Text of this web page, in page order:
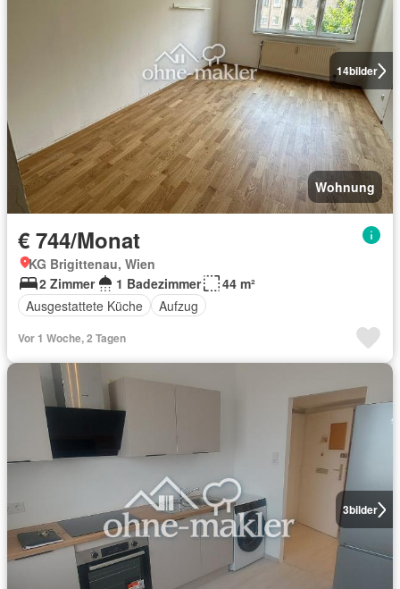
14bilder
Wohnung
€ 744/Monat
KG Brigittenau, Wien
2 Zimmer
1 Badezimmer
44 m²
Ausgestattete Küche
Aufzug
Vor 1 Woche, 2 Tagen
3bilder